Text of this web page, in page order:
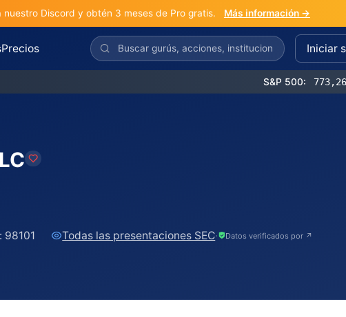
Discord y obtén 3 meses de Pro gratis. Más información →
Precios Iniciar
S&P 500: 773,26 +0,6%
98101 Todas las presentaciones SEC· Datos verificados por ↗